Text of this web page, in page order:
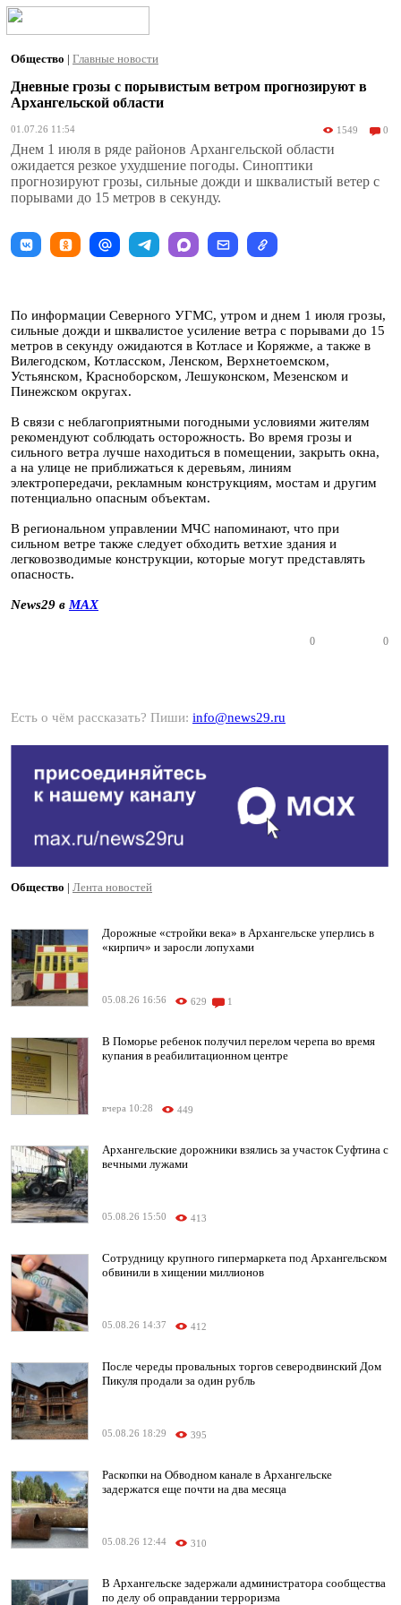
Общество | Главные новости
Дневные грозы с порывистым ветром прогнозируют в
Архангельской области
01.07.26 11:54 1549 0
Днем 1 июля в ряде районов Архангельской области
ожидается резкое ухудшение погоды. Синоптики
прогнозируют грозы, сильные дожди и шквалистый ветер с
порывами до 15 метров в секунду.
По информации Северного УГМС, утром и днем 1 июля грозы,
сильные дожди и шквалистое усиление ветра с порывами до 15
метров в секунду ожидаются в Котласе и Коряжме, а также в
Вилегодском, Котласском, Ленском, Верхнетоемском,
Устьянском, Красноборском, Лешуконском, Мезенском и
Пинежском округах.
В связи с неблагоприятными погодными условиями жителям
рекомендуют соблюдать осторожность. Во время грозы и
сильного ветра лучше находиться в помещении, закрыть окна,
а на улице не приближаться к деревьям, линиям
электропередачи, рекламным конструкциям, мостам и другим
потенциально опасным объектам.
В региональном управлении МЧС напоминают, что при
сильном ветре также следует обходить ветхие здания и
легковозводимые конструкции, которые могут представлять
опасность.
News29 в MAX
0 0
Есть о чём рассказать? Пиши: info@news29.ru
Общество | Лента новостей
Дорожные «стройки века» в Архангельске уперлись в
«кирпич» и заросли лопухами
05.08.26 16:56 629 1
В Поморье ребенок получил перелом черепа во время
купания в реабилитационном центре
вчера 10:28 449
Архангельские дорожники взялись за участок Суфтина с
вечными лужами
05.08.26 15:50 413
Сотрудницу крупного гипермаркета под Архангельском
обвинили в хищении миллионов
05.08.26 14:37 412
После череды провальных торгов северодвинский Дом
Пикуля продали за один рубль
05.08.26 18:29 395
Раскопки на Обводном канале в Архангельске
задержатся еще почти на два месяца
05.08.26 12:44 310
В Архангельске задержали администратора сообщества
по делу об оправдании терроризма